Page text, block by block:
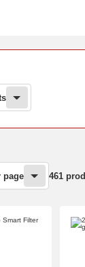
page 461